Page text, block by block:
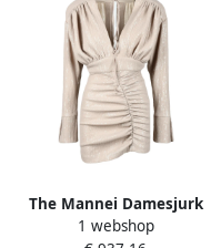
The Mannei Damesjurk
Beige Dames
1 webshop